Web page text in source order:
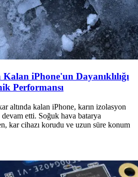
iPhone'un Dayanıklılığı
Performansı
altında kalan iPhone, karın izolasyon
devam etti. Soğuk hava batarya
kar cihazı korudu ve uzun süre konum